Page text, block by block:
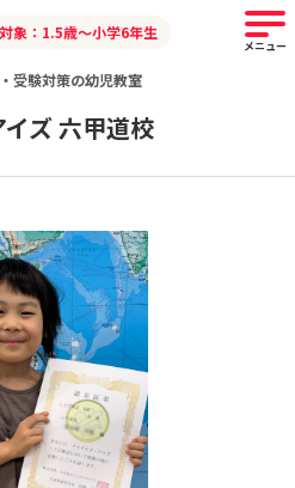
受験対策の幼児教室
対象：1.5歳～小学6年生
メニュー
ズ 六甲道校